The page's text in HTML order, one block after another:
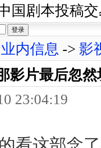
国剧本投稿
业内信息 -> 影
影片最后忽
23:04:19